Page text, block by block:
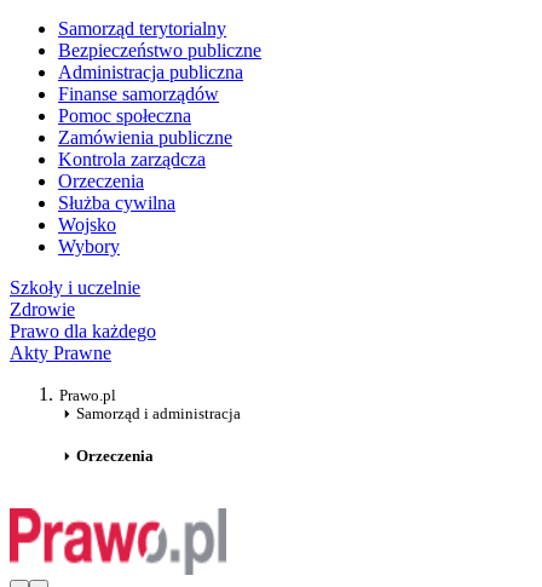
Samorząd terytorialny
Bezpieczeństwo publiczne
Administracja publiczna
Finanse samorządów
Pomoc społeczna
Zamówienia publiczne
Kontrola zarządcza
Orzeczenia
Służba cywilna
Wojsko
Wybory
Szkoły i uczelnie
Zdrowie
Prawo dla każdego
Akty Prawne
Prawo.pl
Samorząd i administracja
Orzeczenia